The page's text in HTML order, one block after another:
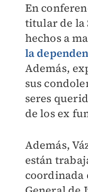
En
titular de la
hechos a
la
Además,
sus
seres
de los ex
Además,
están
coordinada